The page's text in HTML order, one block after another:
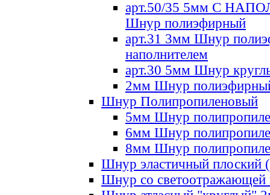
арт.50/35 5мм С
Шнур полиэфирный
арт.31 3мм Шнур
наполнителем
арт.30 5мм Шнур
2мм Шнур
Шнур Полипропиленовый
5мм Шнур
6мм Шнур
8мм Шнур
Шнур эластичный плоский
Шнур со светоотражающей